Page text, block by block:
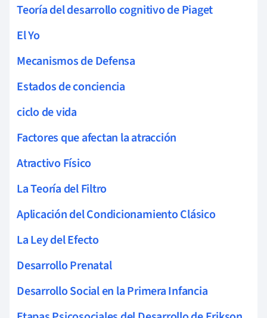
Teoría del desarrollo cognitivo de Piaget
El Yo
Mecanismos de Defensa
Estados de conciencia
ciclo de vida
Factores que afectan la atracción
Atractivo Físico
La Teoría del Filtro
Aplicación del Condicionamiento Clásico
La Ley del Efecto
Desarrollo Prenatal
Desarrollo Social en la Primera Infancia